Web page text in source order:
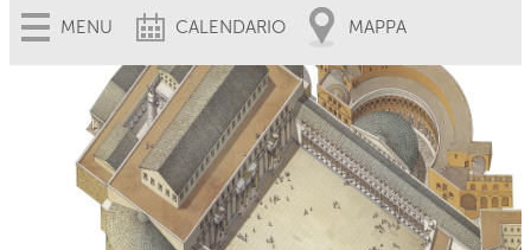
MENU CALENDARIO MAPPA